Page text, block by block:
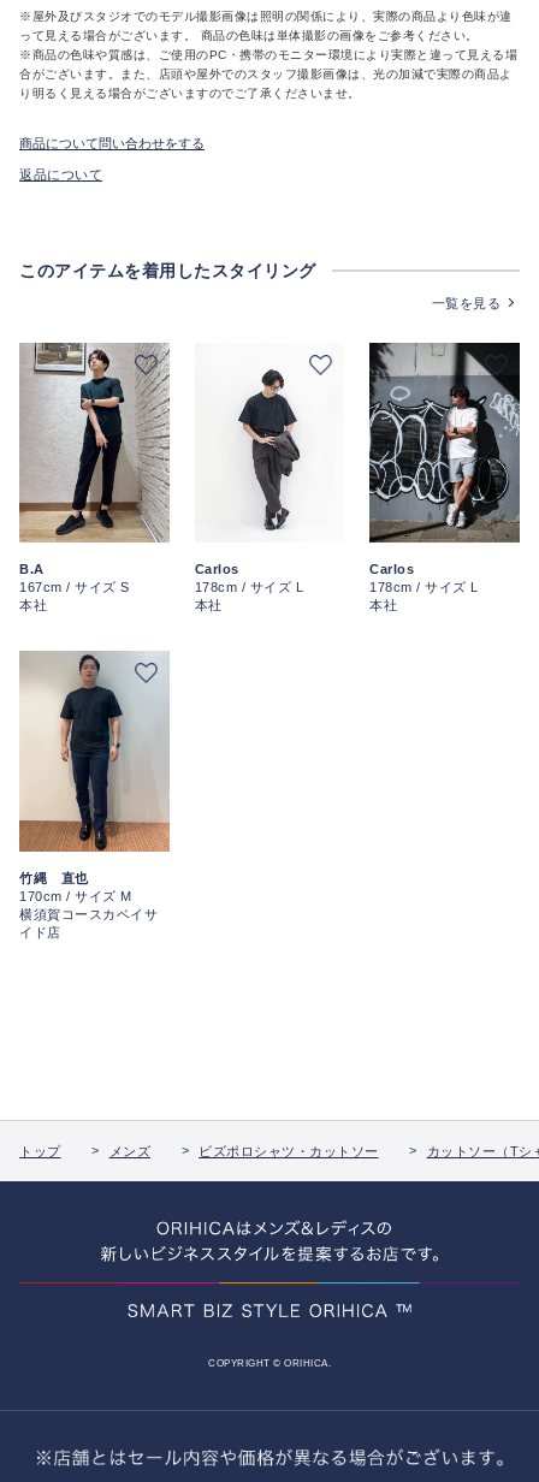
※屋外及びスタジオでのモデル撮影画像は照明の関係により、実際の商品より色味が違
って見える場合がございます。 商品の色味は単体撮影の画像をご参考ください。
※商品の色味や質感は、ご使用のPC・携帯のモニター環境により実際と違って見える場
合がございます。また、店頭や屋外でのスタッフ撮影画像は、光の加減で実際の商品よ
り明るく見える場合がございますのでご了承くださいませ。
商品について問い合わせをする
返品について
このアイテムを着用したスタイリング
一覧を見る
B.A
167cm / サイズ S
本社
Carlos
178cm / サイズ L
本社
Carlos
178cm / サイズ L
本社
竹縄 直也
170cm / サイズ M
横須賀コースカベイサ
イド店
トップ メンズ ビズポロシャツ・カットソー カットソー（Tシ
COPYRIGHT © ORIHICA.